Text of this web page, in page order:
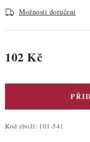
Možnosti doručení
102 Kč
Kód zboží: 101-541